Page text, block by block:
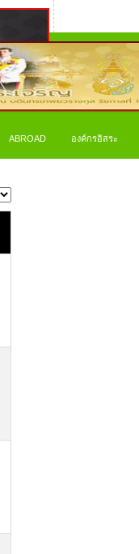
ABROAD องค์กรอิสระ